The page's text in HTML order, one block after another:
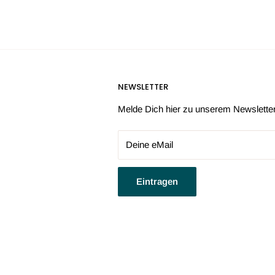
Äußere mit
dafür, dass die
kannst Du auf Reisen
ist nicht im
NEWSLETTER
Melde Dich hier zu unserem
Deine eMail
Eintragen